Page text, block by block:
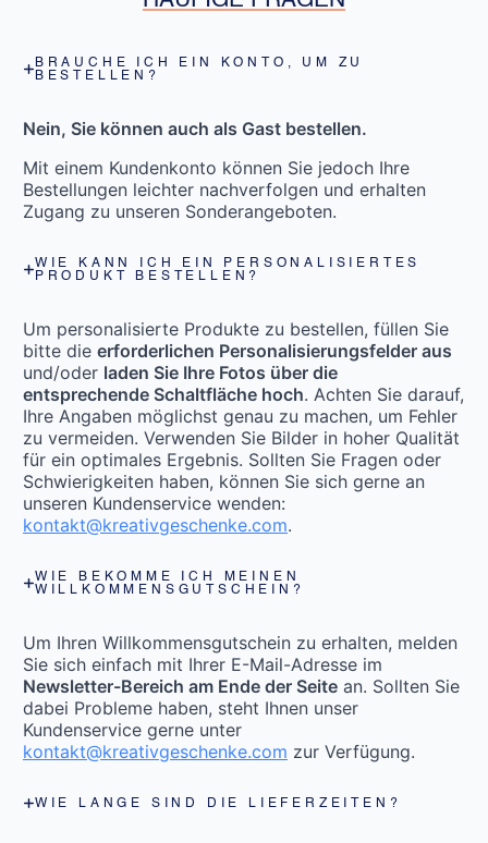
BRAUCHE ICH EIN KONTO, UM ZU
BESTELLEN?
Nein, Sie können auch als Gast bestellen.
Mit einem Kundenkonto können Sie jedoch Ihre
Bestellungen leichter nachverfolgen und erhalten
Zugang zu unseren Sonderangeboten.
WIE KANN ICH EIN PERSONALISIERTES
PRODUKT BESTELLEN?
Um personalisierte Produkte zu bestellen, füllen Sie
bitte die erforderlichen Personalisierungsfelder aus
und/oder laden Sie Ihre Fotos über die
entsprechende Schaltfläche hoch. Achten Sie darauf,
Ihre Angaben möglichst genau zu machen, um Fehler
zu vermeiden. Verwenden Sie Bilder in hoher Qualität
für ein optimales Ergebnis. Sollten Sie Fragen oder
Schwierigkeiten haben, können Sie sich gerne an
unseren Kundenservice wenden:
kontakt@kreativgeschenke.com.
WIE BEKOMME ICH MEINEN
WILLKOMMENSGUTSCHEIN?
Um Ihren Willkommensgutschein zu erhalten, melden
Sie sich einfach mit Ihrer E-Mail-Adresse im
Newsletter-Bereich am Ende der Seite an. Sollten Sie
dabei Probleme haben, steht Ihnen unser
Kundenservice gerne unter
kontakt@kreativgeschenke.com zur Verfügung.
WIE LANGE SIND DIE LIEFERZEITEN?